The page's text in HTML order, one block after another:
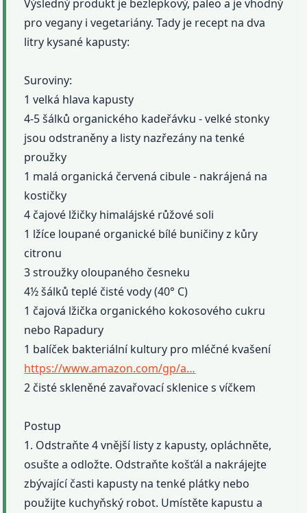
Výsledný produkt je bezlepkový, paleo a je vhodný
pro vegany i vegetariány. Tady je recept na dva
litry kysané kapusty:
Suroviny:
1 velká hlava kapusty
4-5 šálků organického kadeřávku - velké stonky
jsou odstraněny a listy nazřezány na tenké
proužky
1 malá organická červená cibule - nakrájená na
kostičky
4 čajové lžičky himalájské růžové soli
1 lžíce loupané organické bílé buničiny z kůry
citronu
3 stroužky oloupaného česneku
4½ šálků teplé čisté vody (40° C)
1 čajová lžička organického kokosového cukru
nebo Rapadury
1 balíček bakteriální kultury pro mléčné kvašení
https://www.amazon.com/gp/a…
2 čisté skleněné zavařovací sklenice s víčkem
Postup
1. Odstraňte 4 vnější listy z kapusty, opláchněte,
osušte a odložte. Odstraňte košťál a nakrájejte
zbývající časti kapusty na tenké plátky nebo
použijte kuchyňský robot. Umístěte kapustu a